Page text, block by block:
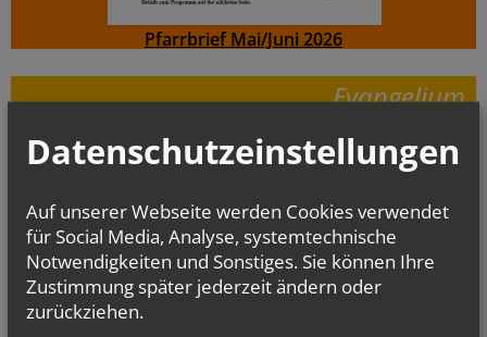
Pfarrbrief Mai/Juni 2026
Evangelium
Mt 16, 24-28
Um welchen Preis kann ein Mensch sein Leben zurückkaufen?
GOTTESDIENSTE
Datenschutzeinstellungen
Auf unserer Webseite werden Cookies verwendet
für Social Media, Analyse, systemtechnische
Notwendigkeiten und Sonstiges. Sie können Ihre
Zustimmung später jederzeit ändern oder
zurückziehen.